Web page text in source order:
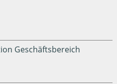
Geschäftsbereich